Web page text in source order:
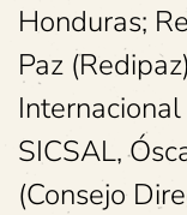
Honduras;
Paz
SICSAL,
(Consejo